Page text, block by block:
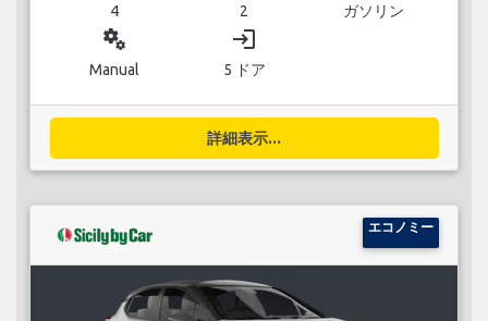
4 2 ガソリン
miscellaneous_services
Manual
login
5 ドア
詳細表示...
エコノミー